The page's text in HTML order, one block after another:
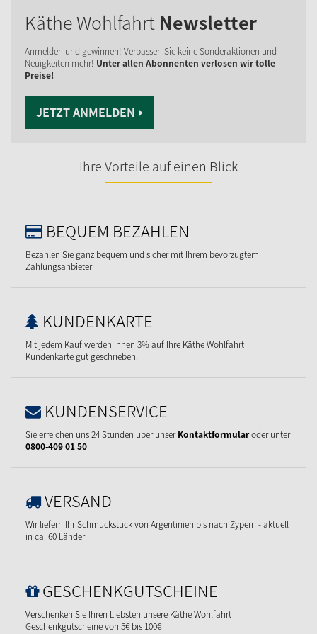
Käthe Wohlfahrt Newsletter
Anmelden und gewinnen! Verpassen Sie keine Sonderaktionen und
Neuigkeiten mehr! Unter allen Abonnenten verlosen wir tolle
Preise!
JETZT ANMELDEN
Ihre Vorteile auf einen Blick
BEQUEM BEZAHLEN
Bezahlen Sie ganz bequem und sicher mit Ihrem bevorzugtem
Zahlungsanbieter
KUNDENKARTE
Mit jedem Kauf werden Ihnen 3% auf Ihre Käthe Wohlfahrt
Kundenkarte gut geschrieben.
KUNDENSERVICE
Sie erreichen uns 24 Stunden über unserKontaktformularoder unter
0800-409 01 50
VERSAND
Wir liefern Ihr Schmuckstück von Argentinien bis nach Zypern - aktuell
in ca. 60 Länder
GESCHENKGUTSCHEINE
Verschenken Sie Ihren Liebsten unsere Käthe Wohlfahrt
Geschenkgutscheine von 5€ bis 100€